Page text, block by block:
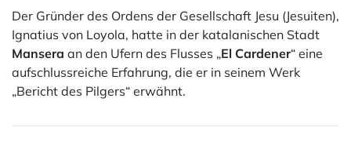
Der Gründer des Ordens der Gesellschaft Jesu (Jesuiten),
Ignatius von Loyola, hatte in der katalanischen Stadt
Mansera an den Ufern des Flusses „El Cardener“ eine
aufschlussreiche Erfahrung, die er in seinem Werk
„Bericht des Pilgers“ erwähnt.